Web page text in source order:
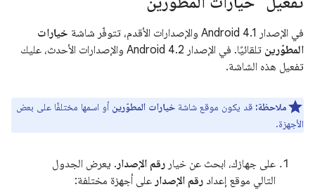
في الإصدار Android 4.1 والإصدارات الأقدم، تتوفّر شاشة
خيارات
المطوّرين
تلقائيًا. في الإصدار Android 4.2 والإصدارات الأحدث، عليك
تفعيل هذه الشاشة.
ملاحظة: قد يكون موقع شاشة خيارات المطوّرين أو اسمها مختلفًا على بعض
الأجهزة.
على جهازك، ابحث عن خيار رقم الإصدار . يعرض الجدول
التالي موقع إعداد رقم الإصدار على أجهزة مختلفة: